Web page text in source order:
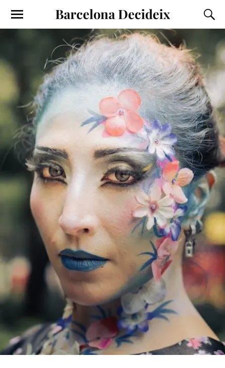
Barcelona Decideix